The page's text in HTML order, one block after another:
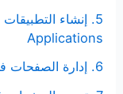
Applications
6. إدارة الصفحات في التطبيق